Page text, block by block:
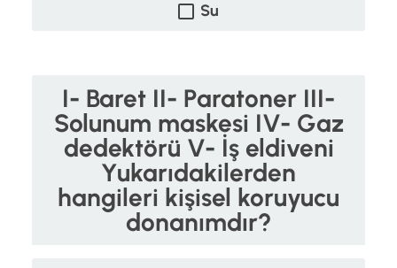
Su
I- Baret II- Paratoner III-
Solunum maskesi IV- Gaz
dedektörü V- İş eldiveni
Yukarıdakilerden
hangileri kişisel koruyucu
donanımdır?